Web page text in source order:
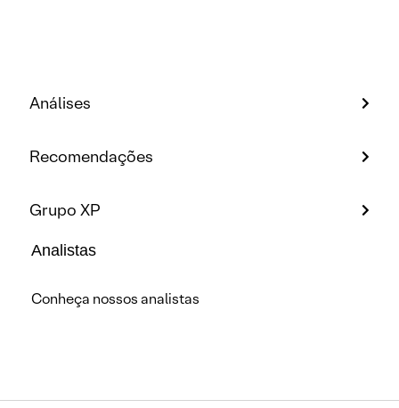
Análises
Recomendações
Grupo XP
Analistas
Conheça nossos analistas